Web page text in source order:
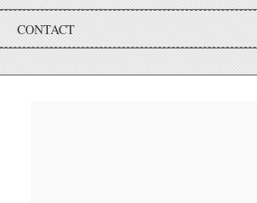
CONTACT